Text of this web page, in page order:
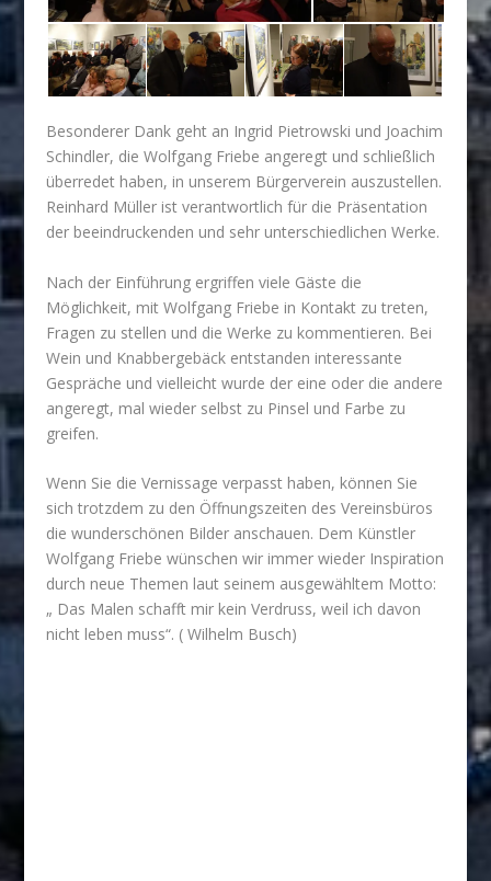
Besonderer Dank geht an Ingrid Pietrowski und Joachim
Schindler, die Wolfgang Friebe angeregt und schließlich
überredet haben, in unserem Bürgerverein auszustellen.
Reinhard Müller ist verantwortlich für die Präsentation
der beeindruckenden und sehr unterschiedlichen Werke.
Nach der Einführung ergriffen viele Gäste die
Möglichkeit, mit Wolfgang Friebe in Kontakt zu treten,
Fragen zu stellen und die Werke zu kommentieren. Bei
Wein und Knabbergebäck entstanden interessante
Gespräche und vielleicht wurde der eine oder die andere
angeregt, mal wieder selbst zu Pinsel und Farbe zu
greifen.
Wenn Sie die Vernissage verpasst haben, können Sie
sich trotzdem zu den Öffnungszeiten des Vereinsbüros
die wunderschönen Bilder anschauen. Dem Künstler
Wolfgang Friebe wünschen wir immer wieder Inspiration
durch neue Themen laut seinem ausgewähltem Motto:
„ Das Malen schafft mir kein Verdruss, weil ich davon
nicht leben muss“. ( Wilhelm Busch)